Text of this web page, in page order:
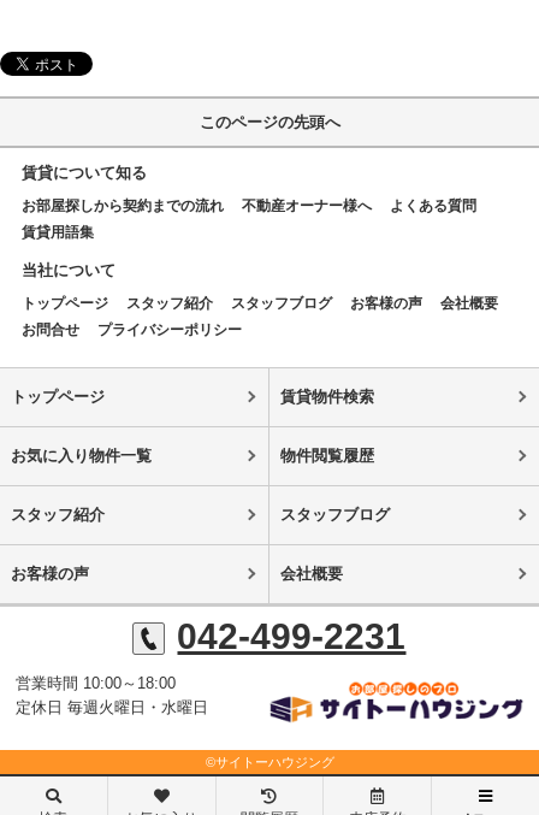
このページの先頭へ
賃貸について知る
お部屋探しから契約までの流れ 不動産オーナー様へ
よくある質問
賃貸用語集
当社について
トップページ スタッフ紹介 スタッフブログ お客様の声
会社概要
お問合せ
プライバシーポリシー
トップページ 賃貸物件検索
お気に入り物件一覧 物件閲覧履歴
スタッフ紹介 スタッフブログ
お客様の声 会社概要
042-499-2231
営業時間 10:00～18:00
定休日 毎週火曜日・水曜日
©サイトーハウジング